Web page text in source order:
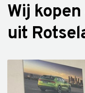
Wij
uit